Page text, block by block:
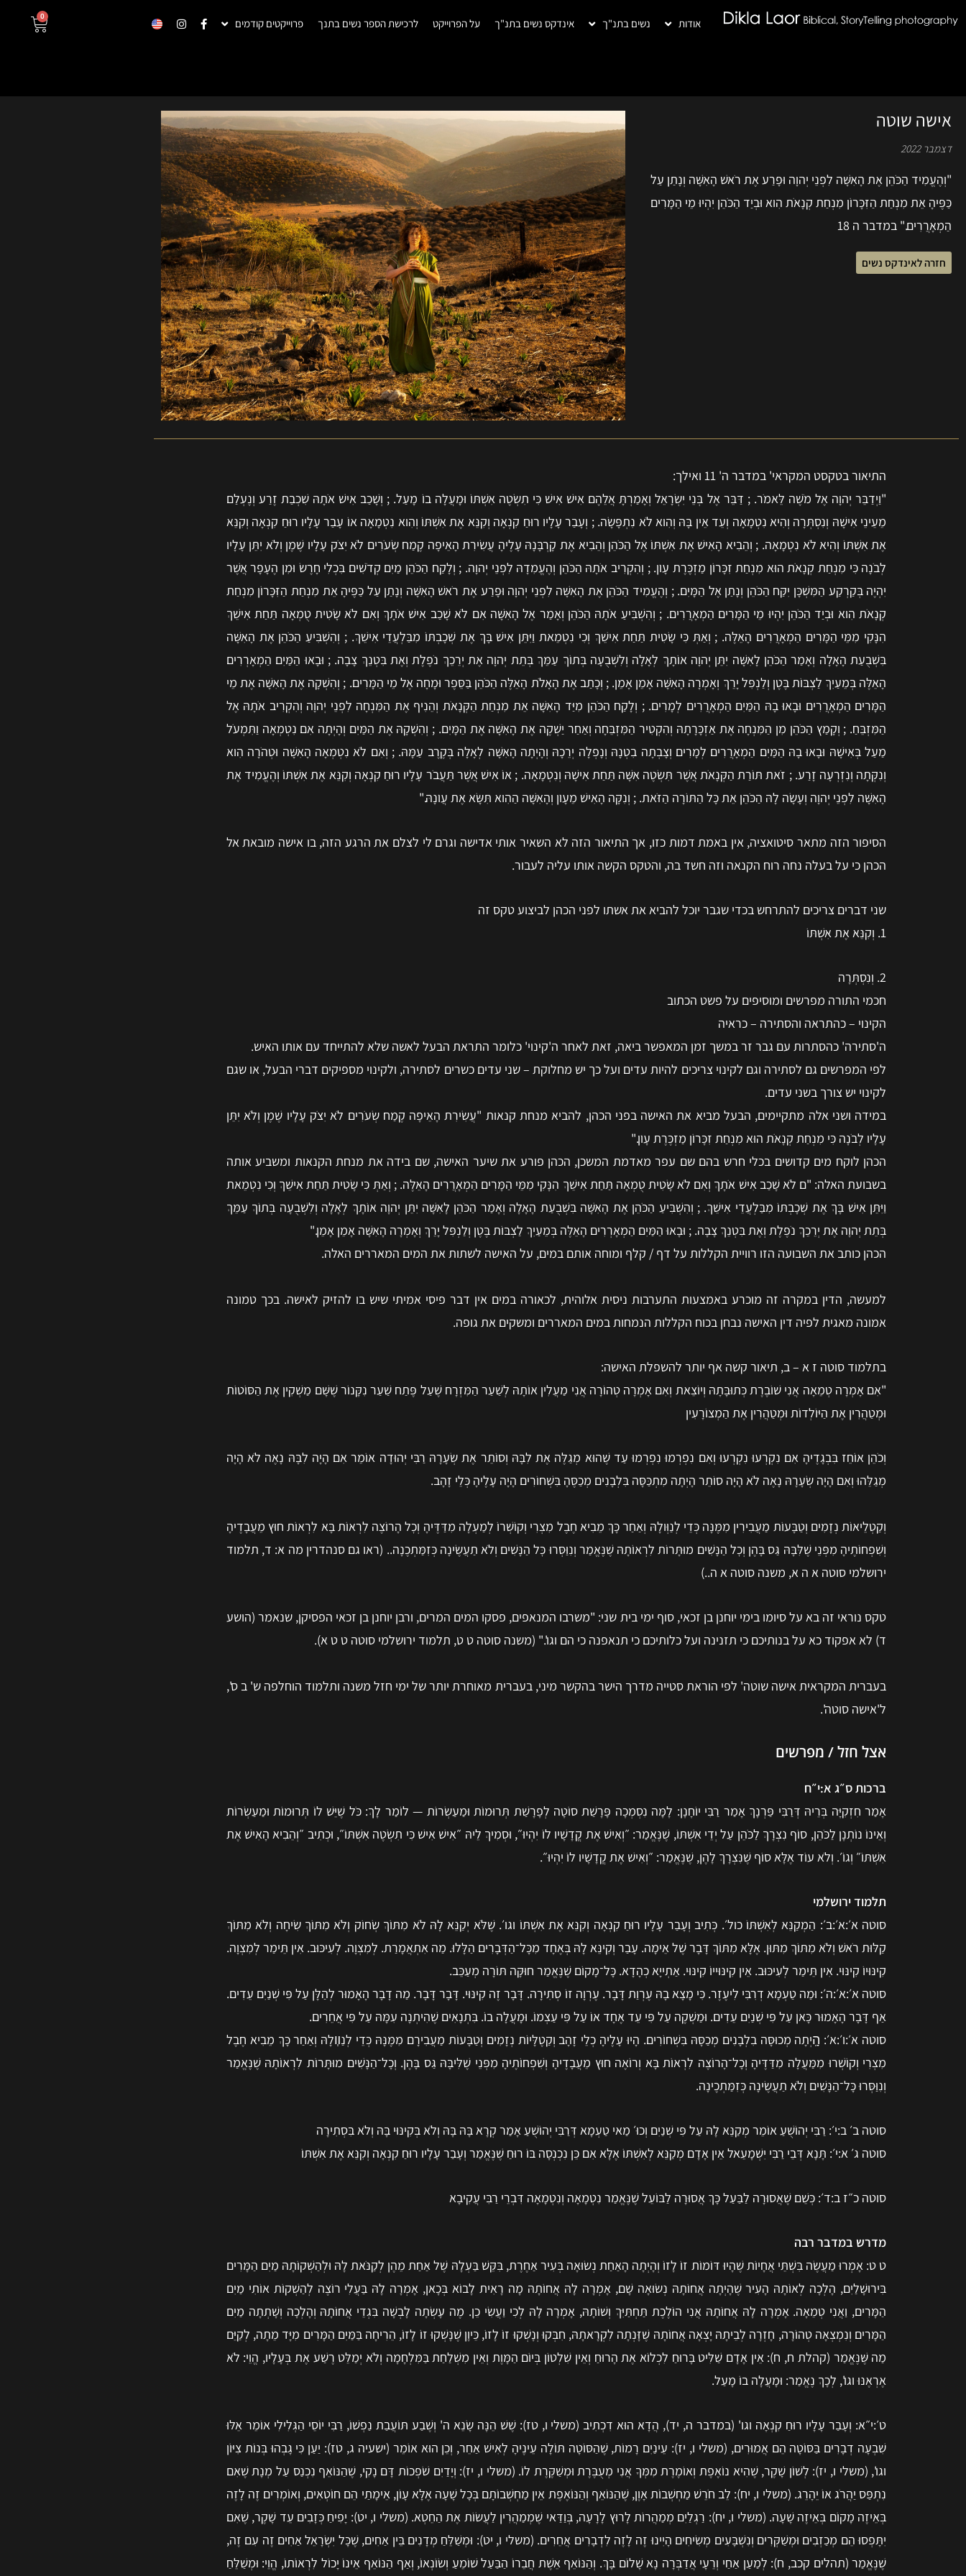
אודות נשים בתנ"ך אינדקס נשים בתנ"ך על הפרוייקט לרכישת הספר נשים בתנך פרוייקטים קודמים
0
אישה שוטה
דצמבר 2022
"וְהֶעֱמִיד הַכֹּהֵן אֶת הָאִשָּׁה לִפְנֵי יְהוָה וּפָרַע אֶת רֹאשׁ הָאִשָּׁה וְנָתַן עַל
כַּפֶּיהָ אֵת מִנְחַת הַזִּכָּרוֹן מִנְחַת קְנָאֹת הִוא וּבְיַד הַכֹּהֵן יִהְיוּ מֵי הַמָּרִים
הַמְאָרֲרִים." במדבר ה 18
חזרה לאינדקס נשים
התיאור בטקסט המקראי' במדבר ה' 11 ואילך:
"וַיְדַבֵּר יְהוָה אֶל מֹשֶׁה לֵּאמֹר. ; דַּבֵּר אֶל בְּנֵי יִשְׂרָאֵל וְאָמַרְתָּ אֲלֵהֶם אִישׁ אִישׁ כִּי תִשְׂטֶה אִשְׁתּוֹ וּמָעֲלָה בוֹ מָעַל. ; וְשָׁכַב אִישׁ אֹתָהּ שִׁכְבַת זֶרַע וְנֶעְלַם
מֵעֵינֵי אִישָׁהּ וְנִסְתְּרָה וְהִיא נִטְמָאָה וְעֵד אֵין בָּהּ וְהִוא לֹא נִתְפָּשָׂה. ; וְעָבַר עָלָיו רוּחַ קִנְאָה וְקִנֵּא אֶת אִשְׁתּוֹ וְהִוא נִטְמָאָה אוֹ עָבַר עָלָיו רוּחַ קִנְאָה וְקִנֵּא
אֶת אִשְׁתּוֹ וְהִיא לֹא נִטְמָאָה. ; וְהֵבִיא הָאִישׁ אֶת אִשְׁתּוֹ אֶל הַכֹּהֵן וְהֵבִיא אֶת קָרְבָּנָהּ עָלֶיהָ עֲשִׂירִת הָאֵיפָה קֶמַח שְׂעֹרִים לֹא יִצֹק עָלָיו שֶׁמֶן וְלֹא יִתֵּן עָלָיו
לְבֹנָה כִּי מִנְחַת קְנָאֹת הוּא מִנְחַת זִכָּרוֹן מַזְכֶּרֶת עָו‍ֹן. ; וְהִקְרִיב אֹתָהּ הַכֹּהֵן וְהֶעֱמִדָהּ לִפְנֵי יְהוָה. ; וְלָקַח הַכֹּהֵן מַיִם קְדֹשִׁים בִּכְלִי חָרֶשׂ וּמִן הֶעָפָר אֲשֶׁר
יִהְיֶה בְּקַרְקַע הַמִּשְׁכָּן יִקַּח הַכֹּהֵן וְנָתַן אֶל הַמָּיִם. ; וְהֶעֱמִיד הַכֹּהֵן אֶת הָאִשָּׁה לִפְנֵי יְהוָה וּפָרַע אֶת רֹאשׁ הָאִשָּׁה וְנָתַן עַל כַּפֶּיהָ אֵת מִנְחַת הַזִּכָּרוֹן מִנְחַת
קְנָאֹת הִוא וּבְיַד הַכֹּהֵן יִהְיוּ מֵי הַמָּרִים הַמְאָרֲרִים. ; וְהִשְׁבִּיעַ אֹתָהּ הַכֹּהֵן וְאָמַר אֶל הָאִשָּׁה אִם לֹא שָׁכַב אִישׁ אֹתָךְ וְאִם לֹא שָׂטִית טֻמְאָה תַּחַת אִישֵׁךְ
הִנָּקִי מִמֵּי הַמָּרִים הַמְאָרֲרִים הָאֵלֶּה. ; וְאַתְּ כִּי שָׂטִית תַּחַת אִישֵׁךְ וְכִי נִטְמֵאת וַיִּתֵּן אִישׁ בָּךְ אֶת שְׁכָבְתּוֹ מִבַּלְעֲדֵי אִישֵׁךְ. ; וְהִשְׁבִּיעַ הַכֹּהֵן אֶת הָאִשָּׁה
בִּשְׁבֻעַת הָאָלָה וְאָמַר הַכֹּהֵן לָאִשָּׁה יִתֵּן יְהוָה אוֹתָךְ לְאָלָה וְלִשְׁבֻעָה בְּתוֹךְ עַמֵּךְ בְּתֵת יְהוָה אֶת יְרֵכֵךְ נֹפֶלֶת וְאֶת בִּטְנֵךְ צָבָה. ; וּבָאוּ הַמַּיִם הַמְאָרְרִים
הָאֵלֶּה בְּמֵעַיִךְ לַצְבּוֹת בֶּטֶן וְלַנְפִּל יָרֵךְ וְאָמְרָה הָאִשָּׁה אָמֵן אָמֵן. ; וְכָתַב אֶת הָאָלֹת הָאֵלֶּה הַכֹּהֵן בַּסֵּפֶר וּמָחָה אֶל מֵי הַמָּרִים. ; וְהִשְׁקָה אֶת הָאִשָּׁה אֶת מֵי
הַמָּרִים הַמְאָרֲרִים וּבָאוּ בָהּ הַמַּיִם הַמְאָרֲרִים לְמָרִים. ; וְלָקַח הַכֹּהֵן מִיַּד הָאִשָּׁה אֵת מִנְחַת הַקְּנָאֹת וְהֵנִיף אֶת הַמִּנְחָה לִפְנֵי יְהוָה וְהִקְרִיב אֹתָהּ אֶל
הַמִּזְבֵּחַ. ; וְקָמַץ הַכֹּהֵן מִן הַמִּנְחָה אֶת אַזְכָּרָתָהּ וְהִקְטִיר הַמִּזְבֵּחָה וְאַחַר יַשְׁקֶה אֶת הָאִשָּׁה אֶת הַמָּיִם. ; וְהִשְׁקָהּ אֶת הַמַּיִם וְהָיְתָה אִם נִטְמְאָה וַתִּמְעֹל
מַעַל בְּאִישָׁהּ וּבָאוּ בָהּ הַמַּיִם הַמְאָרֲרִים לְמָרִים וְצָבְתָה בִטְנָהּ וְנָפְלָה יְרֵכָהּ וְהָיְתָה הָאִשָּׁה לְאָלָה בְּקֶרֶב עַמָּהּ. ; וְאִם לֹא נִטְמְאָה הָאִשָּׁה וּטְהֹרָה הִוא
וְנִקְּתָה וְנִזְרְעָה זָרַע. ; זֹאת תּוֹרַת הַקְּנָאֹת אֲשֶׁר תִּשְׂטֶה אִשָּׁה תַּחַת אִישָׁהּ וְנִטְמָאָה. ; אוֹ אִישׁ אֲשֶׁר תַּעֲבֹר עָלָיו רוּחַ קִנְאָה וְקִנֵּא אֶת אִשְׁתּוֹ וְהֶעֱמִיד אֶת
הָאִשָּׁה לִפְנֵי יְהוָה וְעָשָׂה לָהּ הַכֹּהֵן אֵת כָּל הַתּוֹרָה הַזֹּאת. ; וְנִקָּה הָאִישׁ מֵעָו‍ֹן וְהָאִשָּׁה הַהִוא תִּשָּׂא אֶת עֲו‍ֹנָהּ."
הסיפור הזה מתאר סיטואציה, אין באמת דמות כזו, אך התיאור הזה לא השאיר אותי אדישה וגרם לי לצלם את הרגע הזה, בו אישה מובאת אל
הכהן כי על בעלה נחה רוח הקנאה וזה חשד בה, והטקס הקשה אותו עליה לעבור.
שני דברים צריכים להתרחש בכדי שגבר יוכל להביא את אשתו לפני הכהן לביצוע טקס זה
1. וְקִנֵּא אֶת אִשְׁתּוֹ
2. וְנִסְתְּרָה
חכמי התורה מפרשים ומוסיפים על פשט הכתוב
הקינוי – כהתראה והסתירה – כראיה
ה'סתירה' כהסתרות עם גבר זר במשך זמן המאפשר ביאה, זאת לאחר ה'קינוי' כלומר התראת הבעל לאשה שלא להתייחד עם אותו האיש.
לפי המפרשים גם לסתירה וגם לקינוי צריכים להיות עדים ועל כך יש מחלוקת – שני עדים כשרים לסתירה, ולקינוי מספיקים דברי הבעל, או שגם
לקינוי יש צורך בשני עדים.
במידה ושני אלה מתקיימים, הבעל מביא את האישה בפני הכהן, להביא מנחת קנאות "עֲשִׂירִת הָאֵיפָה קֶמַח שְׂעֹרִים לֹא יִצֹק עָלָיו שֶׁמֶן וְלֹא יִתֵּן
עָלָיו לְבֹנָה כִּי מִנְחַת קְנָאֹת הוּא מִנְחַת זִכָּרוֹן מַזְכֶּרֶת עָו‍ֹן."
הכהן לוקח מים קדושים בכלי חרש בהם שם עפר מאדמת המשכן, הכהן פורע את שיער האישה, שם בידה את מנחת הקנאות ומשביע אותה
בשבועת האלה: "ם לֹא שָׁכַב אִישׁ אֹתָךְ וְאִם לֹא שָׂטִית טֻמְאָה תַּחַת אִישֵׁךְ הִנָּקִי מִמֵּי הַמָּרִים הַמְאָרֲרִים הָאֵלֶּה. ; וְאַתְּ כִּי שָׂטִית תַּחַת אִישֵׁךְ וְכִי נִטְמֵאת
וַיִּתֵּן אִישׁ בָּךְ אֶת שְׁכָבְתּוֹ מִבַּלְעֲדֵי אִישֵׁךְ. ; וְהִשְׁבִּיעַ הַכֹּהֵן אֶת הָאִשָּׁה בִּשְׁבֻעַת הָאָלָה וְאָמַר הַכֹּהֵן לָאִשָּׁה יִתֵּן יְהוָה אוֹתָךְ לְאָלָה וְלִשְׁבֻעָה בְּתוֹךְ עַמֵּךְ
בְּתֵת יְהוָה אֶת יְרֵכֵךְ נֹפֶלֶת וְאֶת בִּטְנֵךְ צָבָה. ; וּבָאוּ הַמַּיִם הַמְאָרְרִים הָאֵלֶּה בְּמֵעַיִךְ לַצְבּוֹת בֶּטֶן וְלַנְפִּל יָרֵךְ וְאָמְרָה הָאִשָּׁה אָמֵן אָמֵן."
הכהן כותב את השבועה הזו רוויית הקללות על דף / קלף ומוחה אותם במים, על האישה לשתות את המים המאררים האלה.
למעשה, הדין במקרה זה מוכרע באמצעות התערבות ניסית אלוהית, לכאורה במים אין דבר פיסי אמיתי שיש בו להזיק לאישה. בכך טמונה
אמונה מאגית לפיה דין האישה נבחן בכוח הקללות הנמחות במים המאררים ומשקים את גופה.
בתלמוד סוטה ז א – ב, תיאור קשה אף יותר להשפלת האישה:
"אִם אָמְרָה טְמֵאָה אֲנִי שׁוֹבֶרֶת כְּתוּבָּתָהּ וְיוֹצֵאת וְאִם אָמְרָה טְהוֹרָה אֲנִי מַעֲלִין אוֹתָהּ לְשַׁעַר הַמִּזְרָח שֶׁעַל פֶּתַח שַׁעַר נִקָּנוֹר שֶׁשָּׁם מַשְׁקִין אֶת הַסּוֹטוֹת
וּמְטַהֲרִין אֶת הַיּוֹלְדוֹת וּמְטַהֲרִין אֶת הַמְצוֹרָעִין
וְכֹהֵן אוֹחֵז בִּבְגָדֶיהָ אִם נִקְרְעוּ נִקְרְעוּ וְאִם נִפְרְמוּ נִפְרְמוּ עַד שֶׁהוּא מְגַלֶּה אֶת לִבָּהּ וְסוֹתֵר אֶת שְׂעָרָהּ רַבִּי יְהוּדָה אוֹמֵר אִם הָיָה לִבָּהּ נָאֶה לֹא הָיָה
מְגַלֵּהוּ וְאִם הָיָה שְׂעָרָהּ נָאֶה לֹא הָיָה סוֹתֵר הָיְתָה מִתְכַּסָּה בִּלְבָנִים מְכַסֶּהָ בִּשְׁחוֹרִים הָיָה עָלֶיהָ כְּלֵי זָהָב.
וְקַטְלֵיאוֹת נְזָמִים וְטַבָּעוֹת מַעֲבִירִין מִמֶּנָּה כְּדֵי לְנַוְּולָהּ וְאַחַר כָּךְ מֵבִיא חֶבֶל מִצְרִי וְקוֹשְׁרוֹ לְמַעְלָה מִדַּדֶּיהָ וְכׇל הָרוֹצֶה לִרְאוֹת בָּא לִרְאוֹת חוּץ מֵעֲבָדֶיהָ
וְשִׁפְחוֹתֶיהָ מִפְּנֵי שֶׁלִּבָּהּ גַּס בָּהֶן וְכׇל הַנָּשִׁים מוּתָּרוֹת לִרְאוֹתָהּ שֶׁנֶּאֱמַר וְנִוַּסְּרוּ כׇּל הַנָּשִׁים וְלֹא תַעֲשֶׂינָה כְּזִמַּתְכֶנָה.. (ראו גם סנהדרין מה א: ד, תלמוד
ירושלמי סוטה א ה א, משנה סוטה א ה..)
טקס נוראי זה בא על סיומו בימי יוחנן בן זכאי, סוף ימי בית שני: "משרבו המנאפים, פסקו המים המרים, ורבן יוחנן בן זכאי הפסיקן, שנאמר (הושע
ד) לא אפקוד כאעל בנותיכם כי תזנינה ועל כלותיכם כי תנאפנה כי הם וגו'." (משנה סוטה ט ט, תלמוד ירושלמי סוטה ט ט א).
בעברית המקראית אישה שוטה' לפי הוראת סטייה מדרך הישר בהקשר מיני, בעברית מאוחרת יותר של ימי חזל משנה ותלמוד הוחלפה ש' ב ס',
ל'אישה סוטה'.
אצל חזל / מפרשים
ברכות ס״ג א:י״ח
אָמַר חִזְקִיָּה בְּרֵיהּ דְּרַבִּי פַּרְנָךְ אָמַר רַבִּי יוֹחָנָן: לָמָּה נִסְמְכָה פָּרָשַׁת סוֹטָה לְפָרָשַׁת תְּרוּמוֹת וּמַעַשְׂרוֹת — לוֹמַר לָךְ: כֹּל שֶׁיֵּשׁ לוֹ תְּרוּמוֹת וּמַעַשְׂרוֹת
וְאֵינוֹ נוֹתְנָן לַכֹּהֵן, סוֹף נִצְרָךְ לַכֹּהֵן עַל יְדֵי אִשְׁתּוֹ, שֶׁנֶּאֱמַר: ״וְאִישׁ אֶת קֳדָשָׁיו לוֹ יִהְיוּ״, וּסְמִיךְ לֵיהּ ״אִישׁ אִישׁ כִּי תִשְׂטֶה אִשְׁתּוֹ״, וּכְתִיב ״וְהֵבִיא הָאִישׁ אֶת
אִשְׁתּוֹ״ וְגוֹ׳. וְלֹא עוֹד אֶלָּא סוֹף שֶׁנִּצְרָךְ לָהֶן, שֶׁנֶּאֱמַר: ״וְאִישׁ אֶת קֳדָשָׁיו לוֹ יִהְיוּ״.
תלמוד ירושלמי
סוטה א׳:א׳:ב׳: הַמְקַנֵּא לְאִשְׁתּוֹ כול׳. כְּתִיב וְעָבַר עָלָיו רוּחַ קִנְאָה וְקִנֵּא אֶת אִשְׁתּוֹ וגו׳. שֶׁלֹּא יְקַנֵּא לָהּ לֹא מִתּוֹךְ שְׂחוֹק וְלֹא מִתּוֹךְ שִׂיחָה וְלֹא מִתּוֹךְ
קַלּוּת רֹאשׁ וְלֹא מִתּוֹךְ מִתּוּן. אֶלָּא מִתּוֹךְ דָּבָר שֶׁל אֵימָה. עָבַר וְקִינֵּא לָהּ בְּאֶחָד מִכָּל־הַדְּבָרִים הַלָּלוּ. מַה אִתְאֲמָרַת. לְמִצְוָה. לְעִיכּוּב. אִין תֵּימַר לְמִצְוָה.
קִינּוּיוֹ קִינּוּי. אִין תֵּימַר לְעִיכּוּב. אֵין קִינּוּייוֹ קִינּוּי. אַתְייָא כְהָדָא. כָּל־מָקוֹם שֶׁנֶּאֱמַר חוּקָּה תּוֹרָה מְעַכֵּב.
סוטה א׳:א׳:ה׳: וּמַה טַעְמָא דְרִבִּי לִיעֶזֶר. כִּי מָצָא בָהּ עֶרְוַת דָּבָר. עֶרְוָה זוֹ סְתִירָה. דָּבָר זֶה קִינּוּי. דָּבָר דָּבָר. מַה דָבָר הָאָמוּר לְהַלָּן עַל פִּי שְׁנַיִם עֵדִים.
אַף דָּבָר הָאָמוּר כָּאן עַל פִּי שְׁנַיִם עֵדִים. וּמַשְׁקֶה עַל פִּי עֵד אֶחָד אוֹ עַל פִּי עַצְמוֹ. וּמָעֲלָה בוֹ. בִּתְנָאִים שֶׁהִיתְנָה עִמָּהּ עַל פִּי אֲחֵרִים.
סוטה א׳:ו׳:א׳: הָֽיְתָה מְכוּסָּה בִלְבָנִים מְכַסָּהּ בִּשְׁחוֹרִים. הָיוּ עָלֶיהָ כְלֵי זָהָב וְקַטֶלָּיוֹת נְזָמִים וְטַבָּעוֹת מַעֲבִירָם מִמֶּנָּהּ כְּדֵי לְנַװְלָהּ וְאַחַר כָּךְ מֵבִיא חֶבֶל
מִצְרִי וְקוֹשְׁרוּ מִמַּעֲלָה מִדַּדֶּיהָ וְכָל־הָרוֹצֶה לִרְאוֹת בָּא וְרוֹאֶה חוּץ מֵעֲבָדֶיהָ וְשִׁפְחוֹתֶיהָ מִפְּנֵי שֶׁלִּיבָּהּ גַּס בָּהֶן. וְכָל־הַנָּשִׁים מוּתָּרוֹת לִרְאוֹתָהּ שֶׁנֶּאֱמַר
וְנִוַּסְּרוּ כָּל־הַנָּשִׁים וְלֹא תַעֲשֶׂינָה כְּזִמַּתְכֶינָה.
סוטה ב׳ ב:י׳: רַבִּי יְהוֹשֻׁעַ אוֹמֵר מְקַנֵּא לָהּ עַל פִּי שְׁנַיִם וְכוּ׳ מַאי טַעְמָא דְּרַבִּי יְהוֹשֻׁעַ אָמַר קְרָא בָּהּ בָּהּ וְלֹא בְּקִינּוּי בָּהּ וְלֹא בִּסְתִירָה
סוטה ג׳ א:י׳: תָּנָא דְּבֵי רַבִּי יִשְׁמָעֵאל אֵין אָדָם מְקַנֵּא לְאִשְׁתּוֹ אֶלָּא אִם כֵּן נִכְנְסָה בּוֹ רוּחַ שֶׁנֶּאֱמַר וְעָבַר עָלָיו רוּחַ קִנְאָה וְקִנֵּא אֶת אִשְׁתּוֹ
סוטה כ״ז ב:ד׳: כְּשֵׁם שֶׁאֲסוּרָה לַבַּעַל כָּךְ אֲסוּרָה לַבּוֹעֵל שֶׁנֶּאֱמַר נִטְמָאָה וְנִטְמָאָה דִּבְרֵי רַבִּי עֲקִיבָא
מדרש במדבר רבה
ט ט: אָמְרוּ מַעֲשֶׂה בִּשְׁתֵּי אֲחָיוֹת שֶׁהָיוּ דּוֹמוֹת זוֹ לָזוֹ וְהָיְתָה הָאַחַת נְשׂוּאָה בְּעִיר אַחֶרֶת, בִּקֵּשׁ בַּעְלָהּ שֶׁל אַחַת מֵהֶן לְקַנֹּאת לָהּ וּלְהַשְׁקוֹתָהּ מַיִם הַמָּרִים
בִּירוּשָׁלַיִם, הָלְכָה לְאוֹתָהּ הָעִיר שֶׁהָיְתָה אֲחוֹתָהּ נְשׂוּאָה שָׁם, אָמְרָה לָהּ אֲחוֹתָהּ מָה רָאִית לָבוֹא בְּכָאן, אָמְרָה לָהּ בַּעֲלִי רוֹצֶה לְהַשְׁקוֹת אוֹתִי מַיִם
הַמָּרִים, וַאֲנִי טְמֵאָה. אָמְרָה לָהּ אֲחוֹתָהּ אֲנִי הוֹלֶכֶת תַּחְתַּיִּךְ וְשׁוֹתָהּ, אָמְרָה לָהּ לְכִי וַעֲשִׂי כֵן. מֶה עָשְׂתָה לָבְשָׁה בִּגְדֵי אֲחוֹתָהּ וְהָלְכָה וְשָׁתְתָה מַיִם
הַמָּרִים וְנִמְצְאָה טְהוֹרָה, חָזְרָה לְבֵיתָהּ יָצְאָה אֲחוֹתָהּ שֶׁזָּנְתָה לִקְרָאתָהּ, חִבְּקוּ וְנָשְׁקוּ זוֹ לָזוֹ, כֵּיוָן שֶׁנָּשְׁקוּ זוֹ לָזוֹ, הֵרִיחָה בַּמַּיִם הַמָּרִים מִיָּד מֵתָה, לְקַיֵּם
מַה שֶּׁנֶּאֱמַר (קהלת ח, ח): אֵין אָדָם שַׁלִּיט בָּרוּחַ לִכְלוֹא אֶת הָרוּחַ וְאֵין שִׁלְטוֹן בְּיוֹם הַמָּוֶת וְאֵין מִשְׁלַחַת בַּמִּלְחָמָה וְלֹא יְמַלֵּט רֶשַׁע אֶת בְּעָלָיו, הֱוֵי: לֹא
אֶרְאֶנּוּ וגו', לְכָךְ נֶאֱמַר: וּמָעֲלָה בוֹ מָעַל.
ט׳:י״א: וְעָבַר עָלָיו רוּחַ קִנְאָה וגו' (במדבר ה, יד), הֲדָא הוּא דִכְתִיב (משלי ו, טז): שֶׁשׁ הֵנָּה שָׂנֵא ה' וְשֶׁבַע תּוֹעֲבַת נַפְשׁוֹ, רַבִּי יוֹסֵי הַגְּלִילִי אוֹמֵר אֵלּוּ
שִׁבְעָה דְבָרִים בַּסּוֹטָה הֵם אֲמוּרִים, (משלי ו, יז): עֵינַיִם רָמוֹת, שֶׁהַסּוֹטָה תּוֹלָה עֵינֶיהָ לְאִישׁ אַחֵר, וְכֵן הוּא אוֹמֵר (ישעיה ג, טז): יַעַן כִּי גָבְהוּ בְּנוֹת צִיּוֹן
וגו', (משלי ו, יז): לְשׁוֹן שָׁקֶר, שֶׁהִיא נוֹאֶפֶת וְאוֹמֶרֶת מִמְּךָ אֲנִי מְעֻבֶּרֶת וּמְשַׁקֶּרֶת לוֹ. (משלי ו, יז): וְיָדַיִם שֹׁפְכוֹת דָּם נָקִי, שֶׁהַנּוֹאֵף נִכְנַס עַל מְנָת שֶׁאִם
נִתְפַּס יַהֲרֹג אוֹ יֵהָרֵג. (משלי ו, יח): לֵב חֹרֵשׁ מַחְשְׁבוֹת אָוֶן, שֶׁהַנּוֹאֵף וְהַנּוֹאֶפֶת אֵין מַחְשְׁבוֹתָם בְּכָל שָׁעָה אֶלָּא עָוֹן, אֵימָתַי הֵם חוֹטְאִים, וְאוֹמְרִים זֶה לָזֶה
בְּאֵיזֶה מָקוֹם בְּאֵיזֶה שָׁעָה. (משלי ו, יח): רַגְלַיִם מְמַהֲרוֹת לָרוּץ לָרָעָה, בְּוַדַּאי שֶׁמְמַהֲרִין לַעֲשׂוֹת אֶת הַחֵטְא. (משלי ו, יט): יָפִיחַ כְּזָבִים עֵד שָׁקֶר, שֶׁאִם
יִתָּפְסוּ הֵם מְכַזְבִים וּמְשַׁקְּרִים וְנִשְׁבָּעִים מְשִׂיחִים הָיִינוּ זֶה לָזֶה לִדְבָרִים אֲחֵרִים. (משלי ו, יט): וּמְשַׁלֵּחַ מְדָנִים בֵּין אַחִים, שֶׁכָּל יִשְׂרָאֵל אַחִים זֶה עִם זֶה,
שֶׁנֶּאֱמַר (תהלים קכב, ח): לְמַעַן אַחַי וְרֵעָי אֲדַבְּרָה נָא שָׁלוֹם בָּךְ. וְהַנּוֹאֵף אֵשֶׁת חֲבֵרוֹ הַבַּעַל שׁוֹמֵעַ וְשׂוֹנְאוֹ, וְאַף הַנּוֹאֵף אֵינוֹ יָכוֹל לִרְאוֹתוֹ, הֱוֵי: וּמְשַׁלֵּחַ